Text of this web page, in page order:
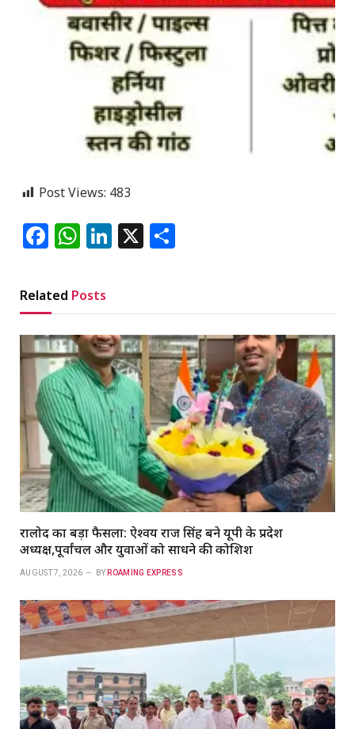
Post Views: 483
Facebook
WhatsApp
LinkedIn
X
Related Posts
रालोद का बड़ा फैसला: ऐश्वर्य राज सिंह बने यूपी के प्रदेश
अध्यक्ष,पूर्वांचल और युवाओं को साधने की कोशिश
AUGUST 7, 2026 BY ROAMING EXPRESS